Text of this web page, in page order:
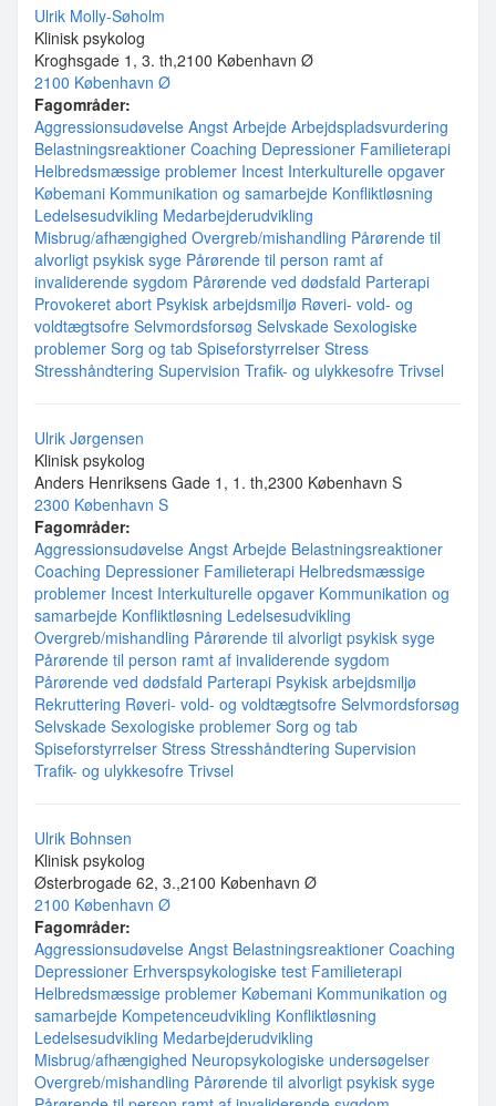
Ulrik Molly-Søholm
Klinisk psykolog
Kroghsgade 1, 3. th,2100 København Ø
2100 København Ø
Fagområder:
Aggressionsudøvelse Angst Arbejde Arbejdspladsvurdering
Belastningsreaktioner Coaching Depressioner Familieterapi
Helbredsmæssige problemer Incest Interkulturelle opgaver
Købemani Kommunikation og samarbejde Konfliktløsning
Ledelsesudvikling Medarbejderudvikling
Misbrug/afhængighed Overgreb/mishandling Pårørende til
alvorligt psykisk syge Pårørende til person ramt af
invaliderende sygdom Pårørende ved dødsfald Parterapi
Provokeret abort Psykisk arbejdsmiljø Røveri- vold- og
voldtægtsofre Selvmordsforsøg Selvskade Sexologiske
problemer Sorg og tab Spiseforstyrrelser Stress
Stresshåndtering Supervision Trafik- og ulykkesofre Trivsel
Ulrik Jørgensen
Klinisk psykolog
Anders Henriksens Gade 1, 1. th,2300 København S
2300 København S
Fagområder:
Aggressionsudøvelse Angst Arbejde Belastningsreaktioner
Coaching Depressioner Familieterapi Helbredsmæssige
problemer Incest Interkulturelle opgaver Kommunikation og
samarbejde Konfliktløsning Ledelsesudvikling
Overgreb/mishandling Pårørende til alvorligt psykisk syge
Pårørende til person ramt af invaliderende sygdom
Pårørende ved dødsfald Parterapi Psykisk arbejdsmiljø
Rekruttering Røveri- vold- og voldtægtsofre Selvmordsforsøg
Selvskade Sexologiske problemer Sorg og tab
Spiseforstyrrelser Stress Stresshåndtering Supervision
Trafik- og ulykkesofre Trivsel
Ulrik Bohnsen
Klinisk psykolog
Østerbrogade 62, 3.,2100 København Ø
2100 København Ø
Fagområder:
Aggressionsudøvelse Angst Belastningsreaktioner Coaching
Depressioner Erhverspsykologiske test Familieterapi
Helbredsmæssige problemer Købemani Kommunikation og
samarbejde Kompetenceudvikling Konfliktløsning
Ledelsesudvikling Medarbejderudvikling
Misbrug/afhængighed Neuropsykologiske undersøgelser
Overgreb/mishandling Pårørende til alvorligt psykisk syge